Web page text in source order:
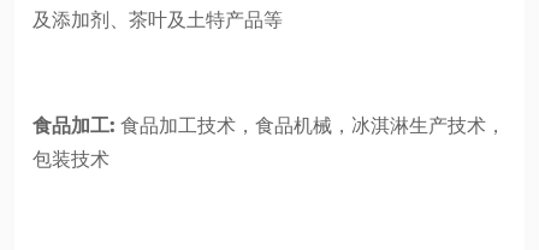
及添加剂、茶叶及土特产品等
食品加工: 食品加工技术，食品机械，冰淇淋生产技术，
包装技术